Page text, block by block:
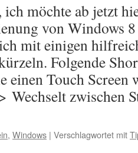
ich möchte ab jetzt
von Windows
mit einigen
Folgende
einen Touch Screen
Wechselt
, Windows | Verschlagwortet mit